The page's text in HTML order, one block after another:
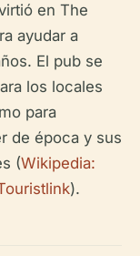
en The
ayudar a
El pub se
los locales
para
de época y sus
(Wikipedia:
).